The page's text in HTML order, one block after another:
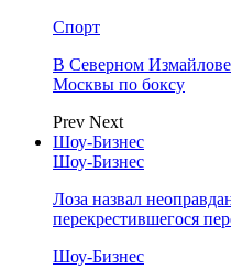
Спорт
В Северном
Москвы по боксу
Prev Next
Шоу-Бизнес
Шоу-Бизнес
Лоза назвал
перекрестившегося
Шоу-Бизнес